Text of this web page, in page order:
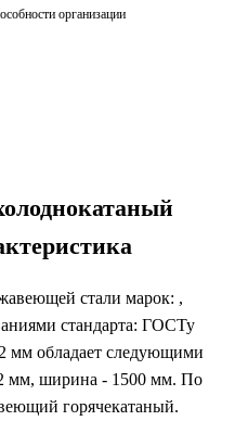
организации
стали марок: ,
стандарта: ГОСТу
мм обладает следующими
мм, ширина - 1500 мм. По
горячекатаный.